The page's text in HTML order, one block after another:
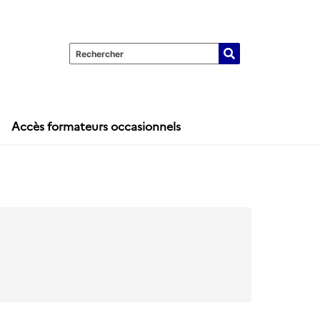
Accès formateurs occasionnels